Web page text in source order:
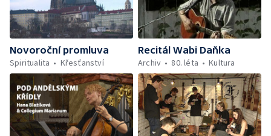
Novoroční promluva
Spiritualita
Křesťanství
Recitál Wabi Daňka
Archiv
80. léta Kultura